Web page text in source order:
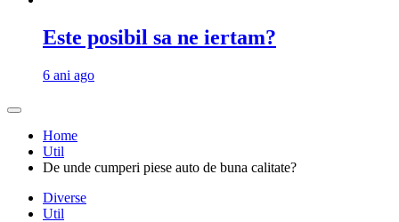
Este posibil sa ne iertam?
6 ani ago
Home
Util
De unde cumperi piese auto de buna calitate?
Diverse
Util